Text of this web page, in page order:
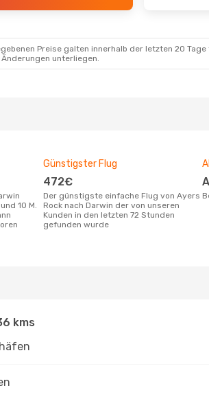
Preise galten innerhalb der letzten 20
unterliegen.
10 M.
Günstigster Flug
472€
Der günstigste einfache Flug von Ayers
Rock nach Darwin der von unseren
Kunden in den letzten 72 Stunden
gefunden wurde
kms